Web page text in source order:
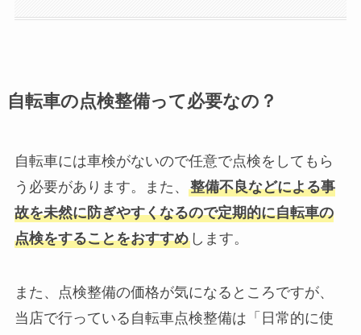
自転車の点検整備って必要なの？
自転車には車検がないので任意で点検をしてもら
う必要があります。また、 整備不良などによる事
故を未然に防ぎやすくなるので定期的に自転車の
点検をすることをおすすめします。
また、点検整備の価格が気になるところですが、
当店で行っている自転車点検整備は「日常的に使